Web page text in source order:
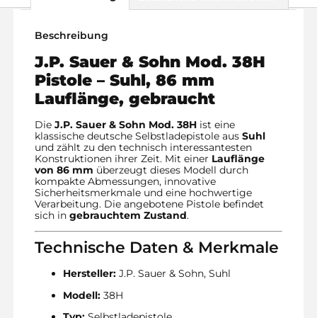
Beschreibung
J.P. Sauer & SohnMod. 38H
Pistole – Suhl, 86 mm
Lauflänge, gebraucht
Die J.P. Sauer & Sohn Mod. 38Hist eine
klassische deutsche Selbstladepistole aus Suhl
und zählt zu den technisch interessantesten
Konstruktionen ihrer Zeit. Mit einer Lauflänge
von 86 mm überzeugt dieses Modell durch
kompakte Abmessungen, innovative
Sicherheitsmerkmale und eine hochwertige
Verarbeitung. Die angebotene Pistole befindet
sich in gebrauchtem Zustand.
Technische Daten & Merkmale
Hersteller:J.P. Sauer & Sohn, Suhl
Modell:38H